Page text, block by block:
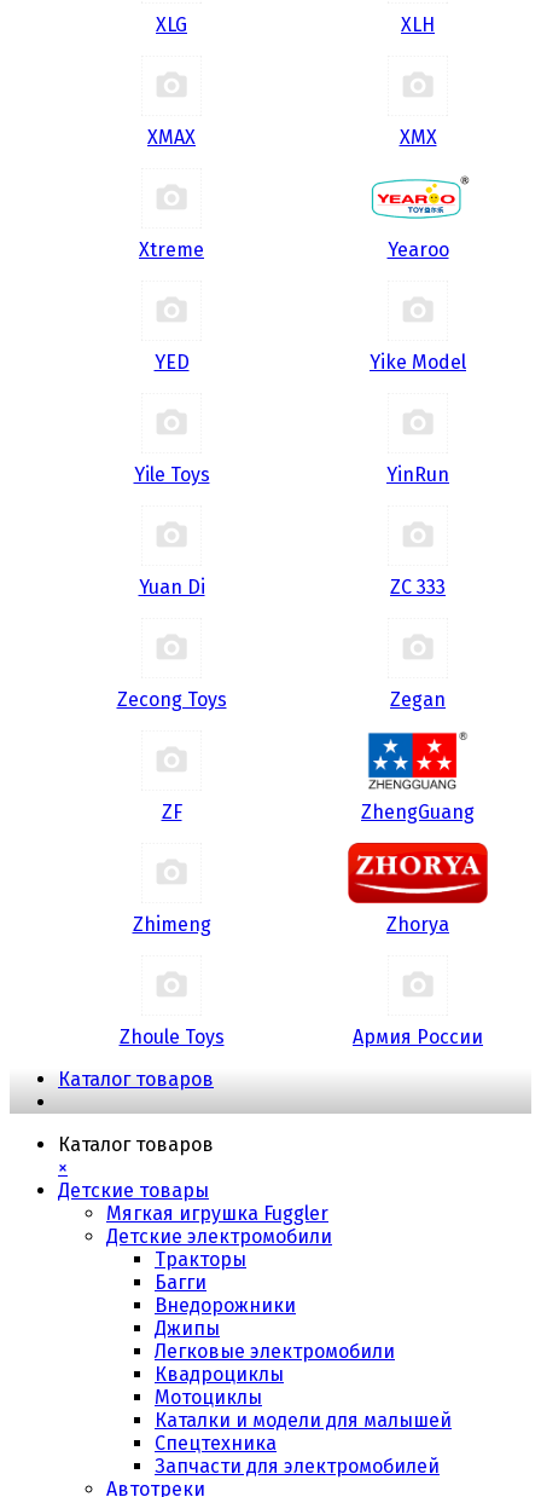
XLG XLH
XMAX XMX
Xtreme Yearoo
YED Yike Model
Yile Toys YinRun
Yuan Di ZC 333
Zecong Toys Zegan
ZF ZhengGuang
Zhimeng Zhorya
Zhoule Toys
Армия России
Каталог товаров
Каталог товаров
×
Детские товары
Мягкая игрушка Fuggler
Детские электромобили
Тракторы
Багги
Внедорожники
Джипы
Легковые электромобили
Квадроциклы
Мотоциклы
Каталки и модели для малышей
Спецтехника
Запчасти для электромобилей
Автотреки